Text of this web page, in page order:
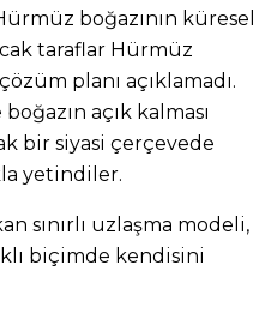
boğazının küresel
taraflar Hürmüz
planı açıklamadı.
açık kalması
bir siyasi çerçevede
yetindiler.
sınırlı uzlaşma modeli,
biçimde kendisini